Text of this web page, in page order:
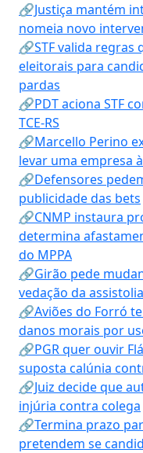
🔗Justiça mantém
nomeia novo
🔗STF valida regras
eleitorais para
pardas
🔗PDT aciona STF
TCE-RS
🔗Marcello Perino
levar uma empresa
🔗Defensores
publicidade das bets
🔗CNMP instaura
determina
do MPPA
🔗Girão pede
vedação da
🔗Aviões do Forró
danos morais por
🔗PGR quer ouvir
suposta calúnia
🔗Juiz decide que
injúria contra colega
🔗Termina prazo
pretendem se